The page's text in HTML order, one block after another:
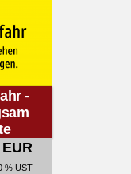
-
EUR
% UST